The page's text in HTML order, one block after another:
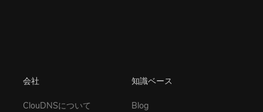
会社
ClouDNSについて
知識ベース
Blog